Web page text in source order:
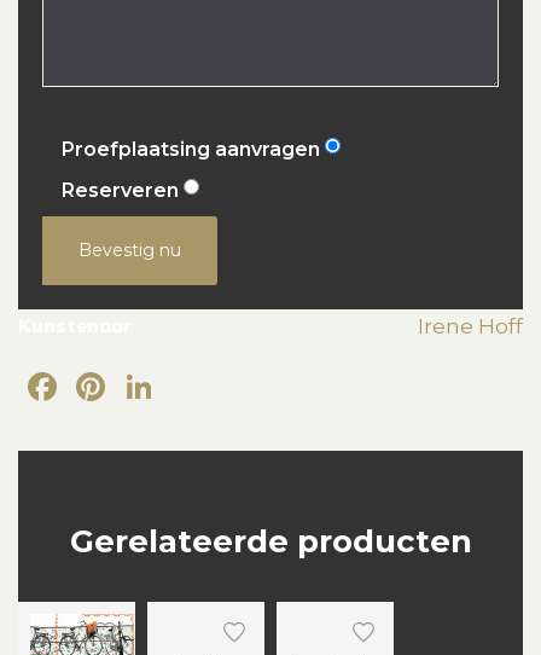
Proefplaatsing aanvragen
Reserveren
Bevestig nu
Irene Hoff
Facebook
Pinterest
Gerelateerde producten